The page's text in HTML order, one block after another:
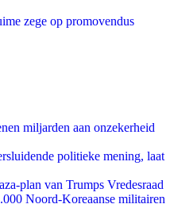
zege op promovendus
miljarden aan onzekerheid
politieke mening, laat
plan van Trumps Vredesraad
Noord-Koreaanse militairen